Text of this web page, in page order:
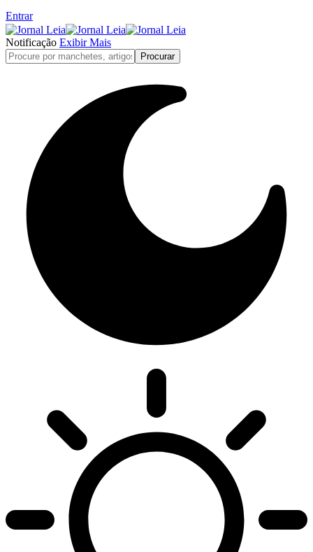
Entrar
Notificação Exibir Mais